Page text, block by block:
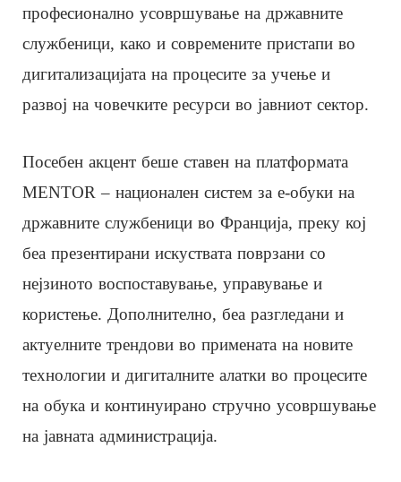
професионално усовршување на државните
службеници, како и современите пристапи во
дигитализацијата на процесите за учење и
развој на човечките ресурси во јавниот сектор.
Посебен акцент беше ставен на платформата
MENTOR – национален систем за е-обуки на
државните службеници во Франција, преку кој
беа презентирани искуствата поврзани со
нејзиното воспоставување, управување и
користење. Дополнително, беа разгледани и
актуелните трендови во примената на новите
технологии и дигиталните алатки во процесите
на обука и континуирано стручно усовршување
на јавната администрација.